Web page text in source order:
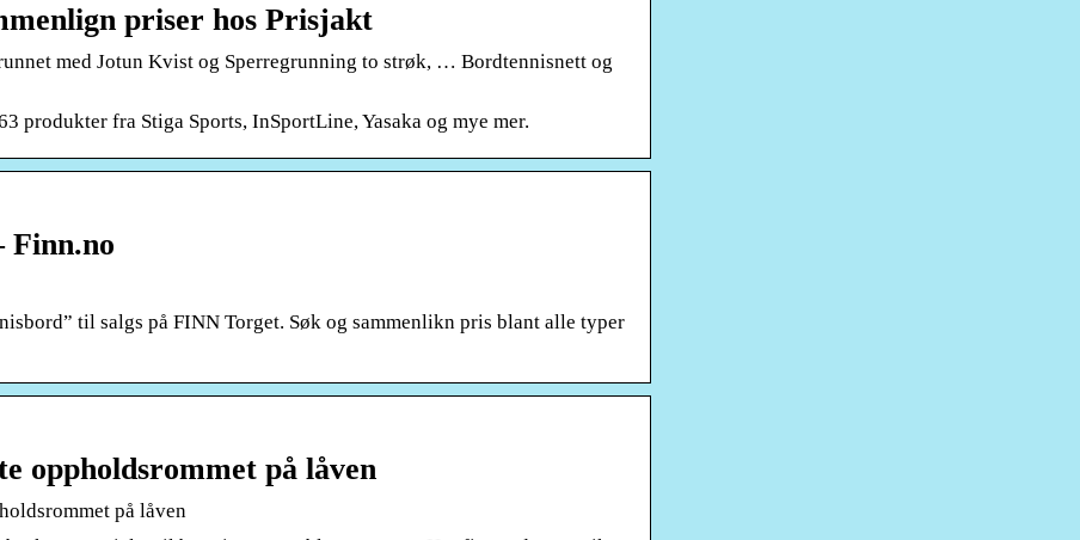
priser hos Prisjakt
med Jotun Kvist og Sperregrunning to strøk, … Bordtennisnett og
produkter fra Stiga Sports, InSportLine, Yasaka og mye mer.
Finn.no
til salgs på FINN Torget. Søk og sammenlikn pris blant alle typer
oppholdsrommet på låven
på låven